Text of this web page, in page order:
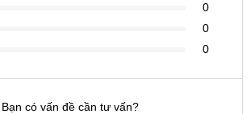
0
0
0
Bạn có vấn đề cần tư vấn?